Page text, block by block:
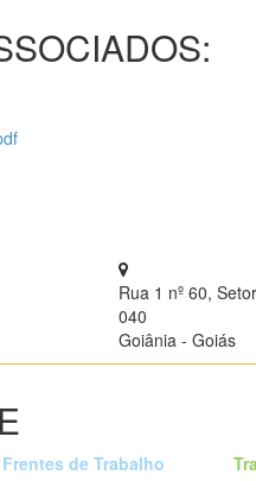
Rua 1 nº 60,
040
Goiânia - Goiás
Frentes de Trabalho